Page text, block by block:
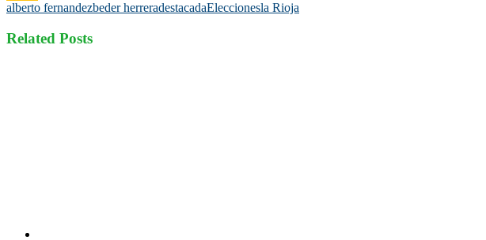
alberto fernandezbeder herreradestacadaEleccionesla Rioja
Related Posts